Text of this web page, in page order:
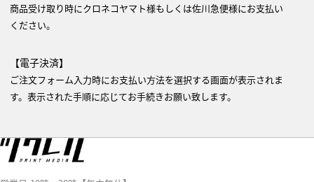
商品受け取り時にクロネコヤマト様もしくは佐川急便様にお支払い
ください。
【電子決済】
ご注文フォーム入力時にお支払い方法を選択する画面が表示されま
す。表示された手順に応じてお手続きお願い致します。